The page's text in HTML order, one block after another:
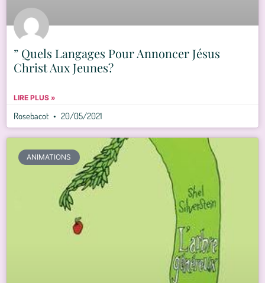
” Quels Langages Pour Annoncer Jésus
Christ Aux Jeunes?
LIRE PLUS »
Rosebacot 20/05/2021
ANIMATIONS